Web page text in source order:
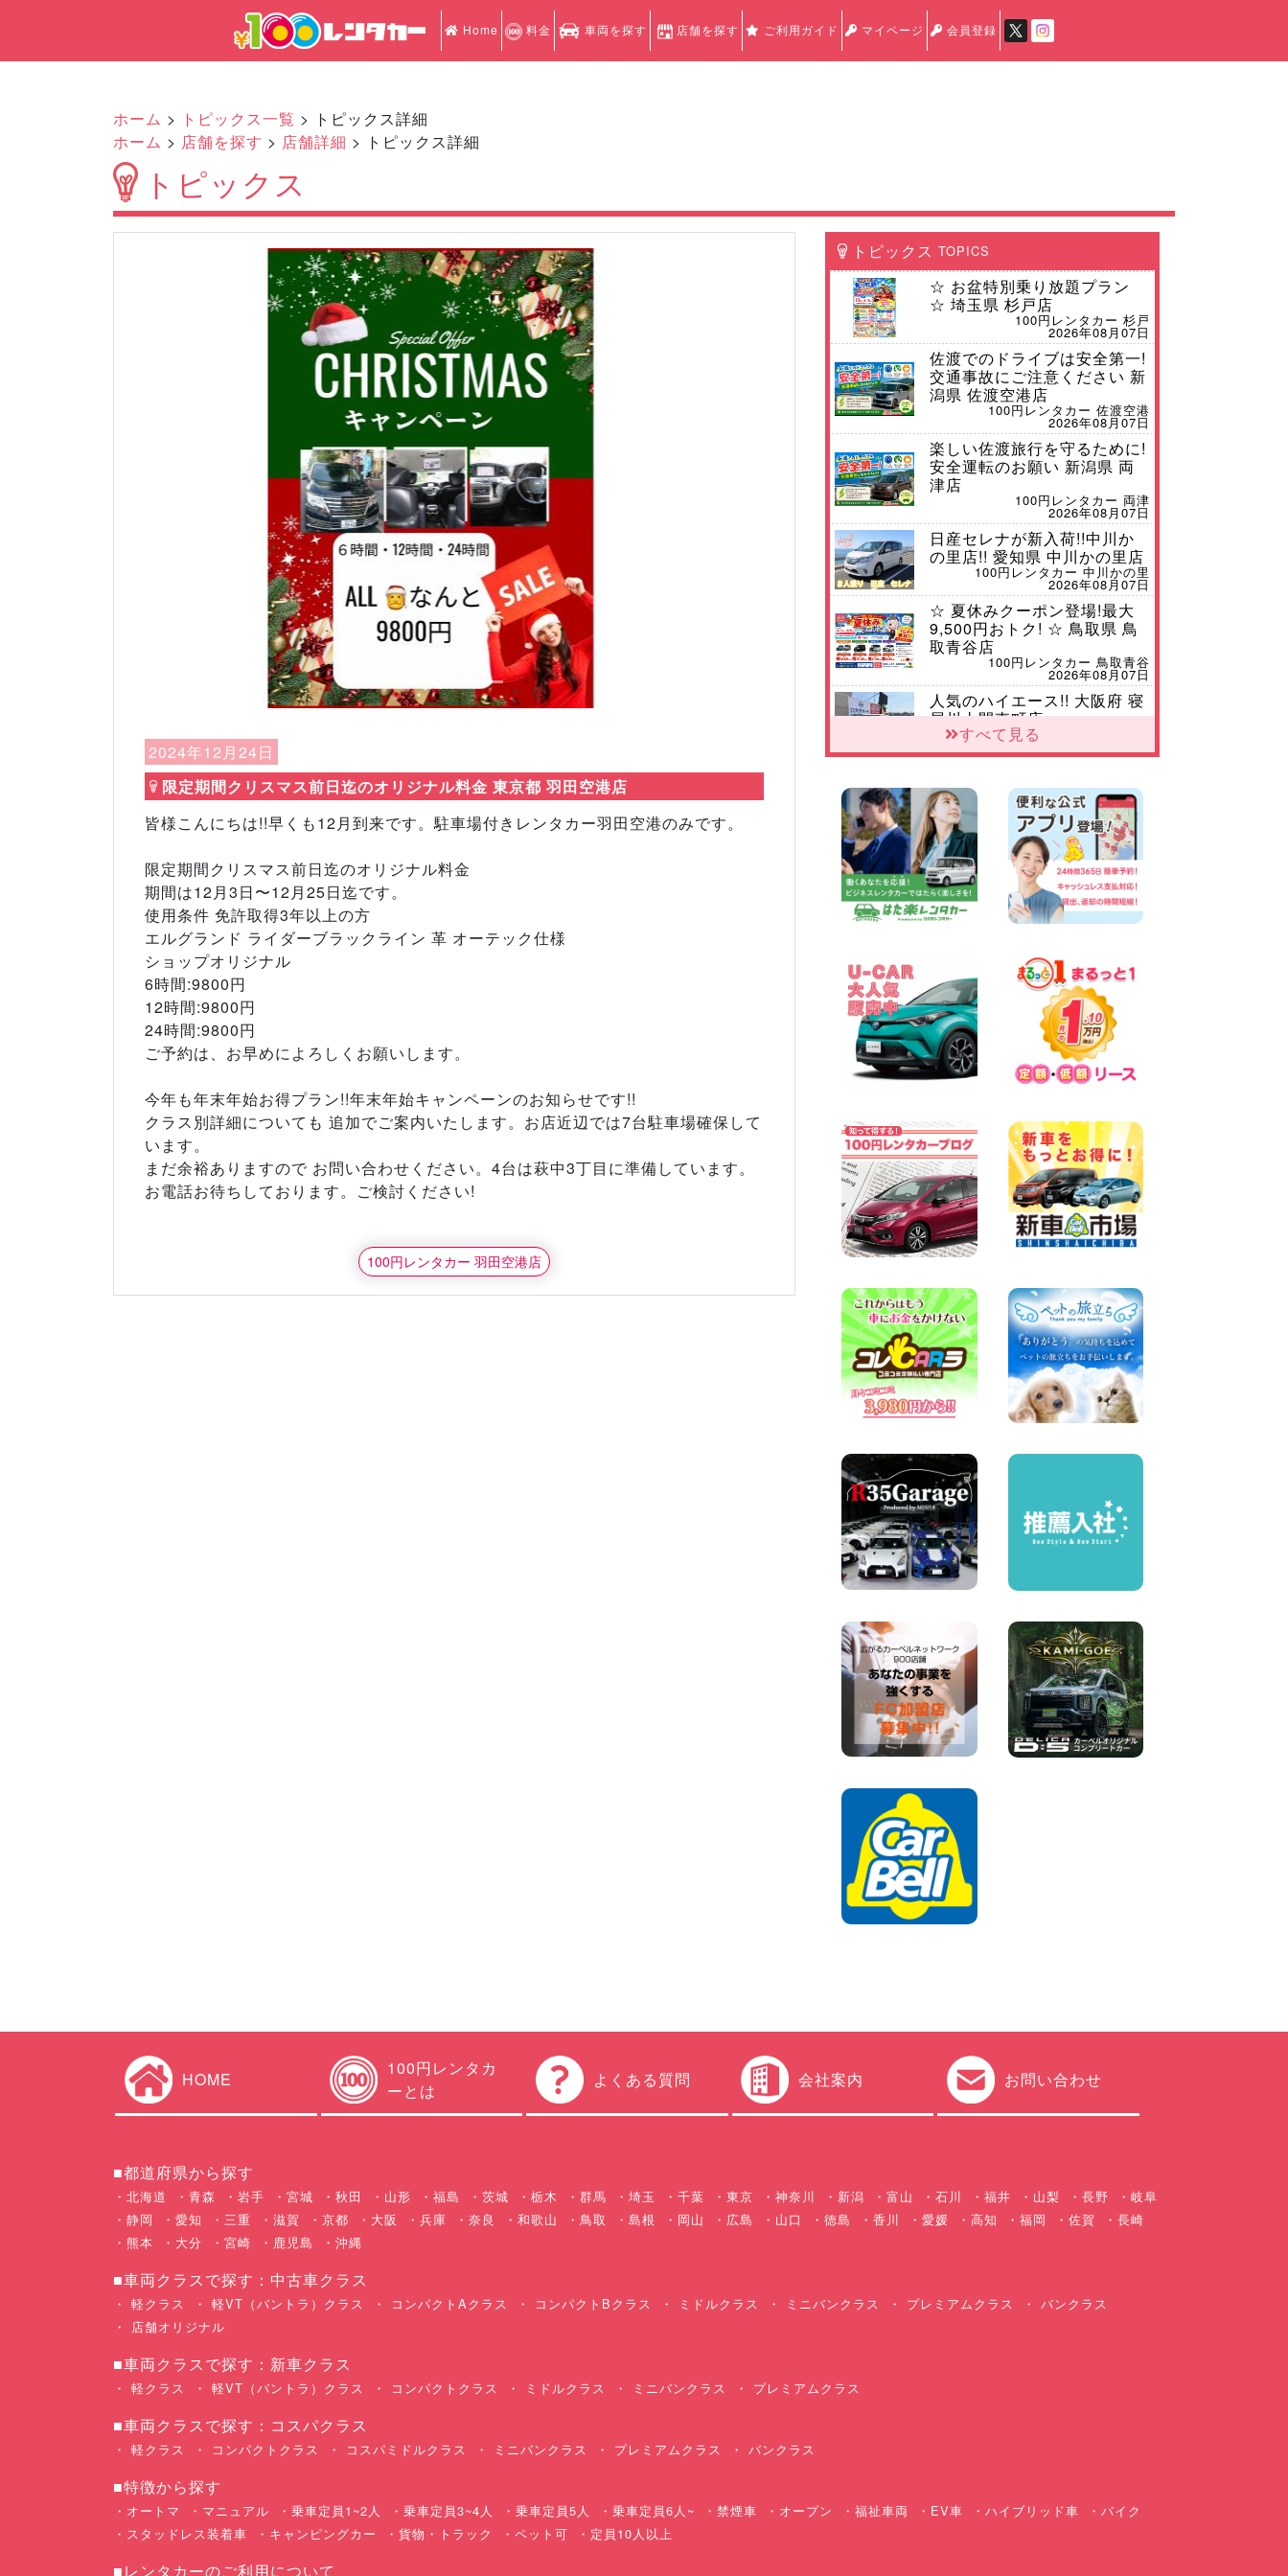
Home 料金 車両を探す 店舗を探す ご利用ガイド マイページ 会員登録
ホーム > トピックス一覧 > トピックス詳細
ホーム > 店舗を探す > 店舗詳細 > トピックス詳細
トピックス
2024年12月24日
限定期間クリスマス前日迄のオリジナル料金 東京都 羽田空港店
皆様こんにちは!!早くも12月到来です。駐車場付きレンタカー羽田空港のみです。
限定期間クリスマス前日迄のオリジナル料金
期間は12月3日〜12月25日迄です。
使用条件 免許取得3年以上の方
エルグランド ライダーブラックライン 革 オーテック仕様
ショップオリジナル
6時間:9800円
12時間:9800円
24時間:9800円
ご予約は、お早めによろしくお願いします。
今年も年末年始お得プラン!!年末年始キャンペーンのお知らせです!!
クラス別詳細についても 追加でご案内いたします。お店近辺では7台駐車場確保して
います。
まだ余裕ありますので お問い合わせください。4台は萩中3丁目に準備しています。
お電話お待ちしております。ご検討ください!
100円レンタカー 羽田空港店
トピックス TOPICS
☆ お盆特別乗り放題プラン
☆ 埼玉県 杉戸店
100円レンタカー 杉戸
2026年08月07日
佐渡でのドライブは安全第一!
交通事故にご注意ください 新
潟県 佐渡空港店
100円レンタカー 佐渡空港
2026年08月07日
楽しい佐渡旅行を守るために!
安全運転のお願い 新潟県 両
津店
100円レンタカー 両津
2026年08月07日
日産セレナが新入荷!!中川か
の里店!! 愛知県 中川かの里店
100円レンタカー 中川かの里
2026年08月07日
☆ 夏休みクーポン登場!最大
9,500円おトク! ☆ 鳥取県 鳥
取青谷店
100円レンタカー 鳥取青谷
2026年08月07日
人気のハイエース!! 大阪府 寝
屋川太間東町店
100円レンタカー 寝屋川太間東町
県 四日市インター店
100円レンタカー 四日市インター
2026年08月07日
夏季休暇のお知らせ 東京都
墨田両国店
100円レンタカー 墨田両国
2026年08月07日
三河安城店 8月後半のレンタ
ーご予約受付中です! 愛知県
100円レンタカー 三河安城
2026年08月07日
お盆シーズン空きあり!!100円
レンタカー兵庫駅前店OPEN!!
兵庫県 兵庫駅前店
100円レンタカー 兵庫駅前
2026年08月07日
墨田文花店
100円レンタカー 墨田文花
2026年08月07日
8月 お盆休みのお知らせ 広島
県 ベイシティ宇品店
100円レンタカー ベイシティ宇品
2026年08月07日
横浜弥生台店限定!!夏季特別
奈川県 横浜弥生台店
100円レンタカー 横浜弥生台
2026年08月07日
お盆も休まず営業します! 神
奈川県 横浜旭南本宿町店
100円レンタカー 横浜旭南本宿町
2026年08月07日
お引越しに便利で最適!(禁煙
100円レンタカー 坂出川津
2026年08月07日
【カーシェアのレンタカーが
2台になりました!】 岐阜県 各
務原那加店
100円レンタカー 各務原那加
空き有ります!!コンパクト
多数!!関東圏必見♪ 東京都 町
100円レンタカー 町田根岸
2026年08月06日
体調崩してませんか?? 兵庫県
加古川店
100円レンタカー 加古川
2026年08月06日
ハイエースワゴンGL!!クルー
る〜!! 福島県 福島笹木野店
※※超格安日額5,800円※※荷物
運びに最適の軽バンのレンタ
カー!! 出雲ドーム前店 島根県
出雲ドーム前店
100円レンタカー 出雲ドーム前
すべて見る
HOME
100円レンタカ
ーとは
よくある質問 会社案内 お問い合わせ
■都道府県から探す
北海道 青森 岩手 宮城 秋田 山形 福島 茨城 栃木 群馬 埼玉 千葉 東京 神奈川 新潟 富山 石川 福井 山梨 長野
岐阜
静岡
愛知 三重 滋賀 京都 大阪 兵庫 奈良 和歌山 鳥取 島根 岡山 広島 山口 徳島 香川 愛媛 高知 福岡 佐賀
長崎
熊本
大分 宮崎 鹿児島 沖縄
■車両クラスで探す：中古車クラス
軽クラス 軽VT（バントラ）クラス コンパクトAクラス コンパクトBクラス ミドルクラス ミニバンクラス プレミアムクラス
バンクラス
店舗オリジナル
■車両クラスで探す：新車クラス
軽クラス 軽VT（バントラ）クラス コンパクトクラス ミドルクラス ミニバンクラス プレミアムクラス
■車両クラスで探す：コスパクラス
軽クラス コンパクトクラス コスパミドルクラス ミニバンクラス プレミアムクラス バンクラス
■特徴から探す
オートマ マニュアル 乗車定員1~2人 乗車定員3~4人 乗車定員5人 乗車定員6人~ 禁煙車 オープン 福祉車両 EV車 ハイブリッド車
バイク
スタッドレス装着車
キャンピングカー 貨物・トラック ペット可 定員10人以上
■レンタカーのご利用について